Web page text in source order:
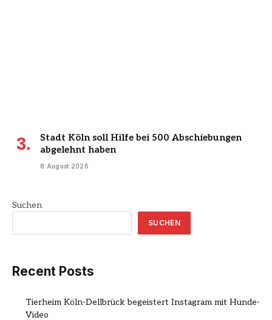
Stadt Köln soll Hilfe bei 500 Abschiebungen
abgelehnt haben
8 August 2026
Suchen
SUCHEN
Recent Posts
Tierheim Köln-Dellbrück begeistert Instagram mit Hunde-
Video